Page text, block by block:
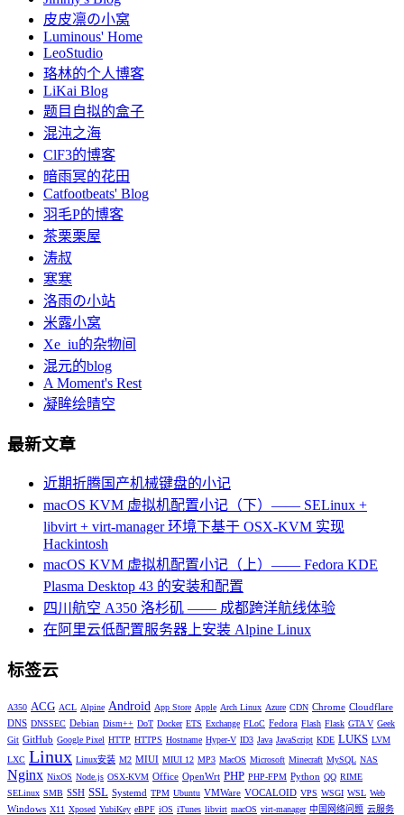
皮皮凛の小窝
Luminous' Home
LeoStudio
珞林的个人博客
LiKai Blog
题目自拟的盒子
混沌之海
ClF3的博客
暗雨冥的花田
Catfootbeats' Blog
羽毛P的博客
茶栗栗屋
涛叔
寒寒
洛雨の小站
米露小窝
Xe_iu的杂物间
混元的blog
A Moment's Rest
凝眸绘晴空
最新文章
近期折腾国产机械键盘的小记
macOS KVM 虚拟机配置小记（下）—— SELinux +
libvirt + virt-manager 环境下基于 OSX-KVM 实现
Hackintosh
macOS KVM 虚拟机配置小记（上）—— Fedora KDE
Plasma Desktop 43 的安装和配置
四川航空 A350 洛杉矶 —— 成都跨洋航线体验
在阿里云低配置服务器上安装 Alpine Linux
标签云
A350 ACG ACL Alpine Android App Store Apple Arch Linux Azure CDN Chrome Cloudflare
DNS DNSSEC Debian Dism++ DoT Docker ETS Exchange FLoC Fedora Flash Flask GTA V Geek
Git GitHub Google Pixel HTTP HTTPS Hostname Hyper-V ID3 Java JavaScript KDE LUKS LVM
LXC Linux Linux安装 M2 MIUI MIUI 12 MP3 MacOS Microsoft Minecraft MySQL NAS
Nginx NixOS Node.js OSX-KVM Office OpenWrt PHP PHP-FPM Python QQ RIME
SELinux SMB SSH SSL Systemd TPM Ubuntu VMWare VOCALOID VPS WSGI WSL Web
Windows X11 Xposed YubiKey eBPF iOS iTunes libvirt macOS virt-manager 中国网络问题 云服务